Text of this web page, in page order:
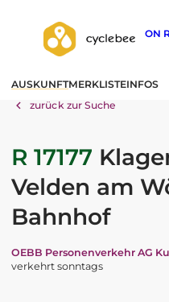
ON
AUSKUNFTMERKLISTEINFOS
zurück zur Suche
R 17177
Velden am
Bahnhof
OEBB Personenverkehr AG
verkehrt sonntags